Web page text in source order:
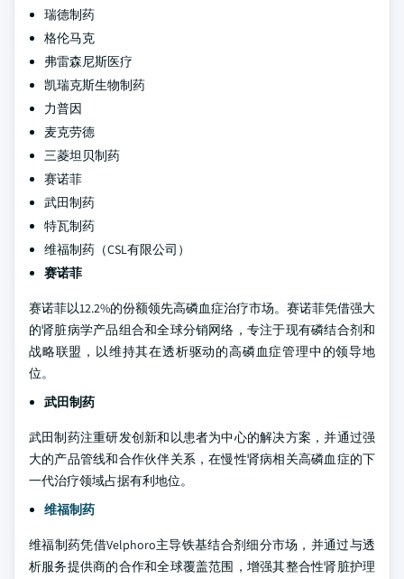
瑞德制药
格伦马克
弗雷森尼斯医疗
凯瑞克斯生物制药
力普因
麦克劳德
三菱坦贝制药
赛诺菲
武田制药
特瓦制药
维福制药（CSL有限公司）
赛诺菲
赛诺菲以12.2%的份额领先高磷血症治疗市场。赛诺菲凭借强大
的肾脏病学产品组合和全球分销网络，专注于现有磷结合剂和
战略联盟，以维持其在透析驱动的高磷血症管理中的领导地
位。
武田制药
武田制药注重研发创新和以患者为中心的解决方案，并通过强
大的产品管线和合作伙伴关系，在慢性肾病相关高磷血症的下
一代治疗领域占据有利地位。
维福制药
维福制药凭借Velphoro主导铁基结合剂细分市场，并通过与透
析服务提供商的合作和全球覆盖范围，增强其整合性肾脏护理